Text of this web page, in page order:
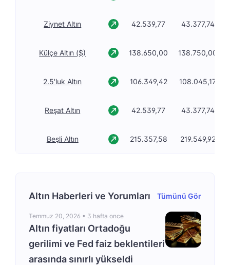
Ziynet Altın 42.539,77 43.377,74
Külçe Altın ($) 138.650,00 138.750,00
2.5'luk Altın 106.349,42 108.045,17
Reşat Altın 42.539,77 43.377,74
Beşli Altın 215.357,58 219.549,92
Altın Haberleri ve Yorumları Tümünü Gör
Temmuz 20, 2026 • 3 hafta once
Altın fiyatları Ortadoğu
gerilimi ve Fed faiz beklentileri
arasında sınırlı yükseldi